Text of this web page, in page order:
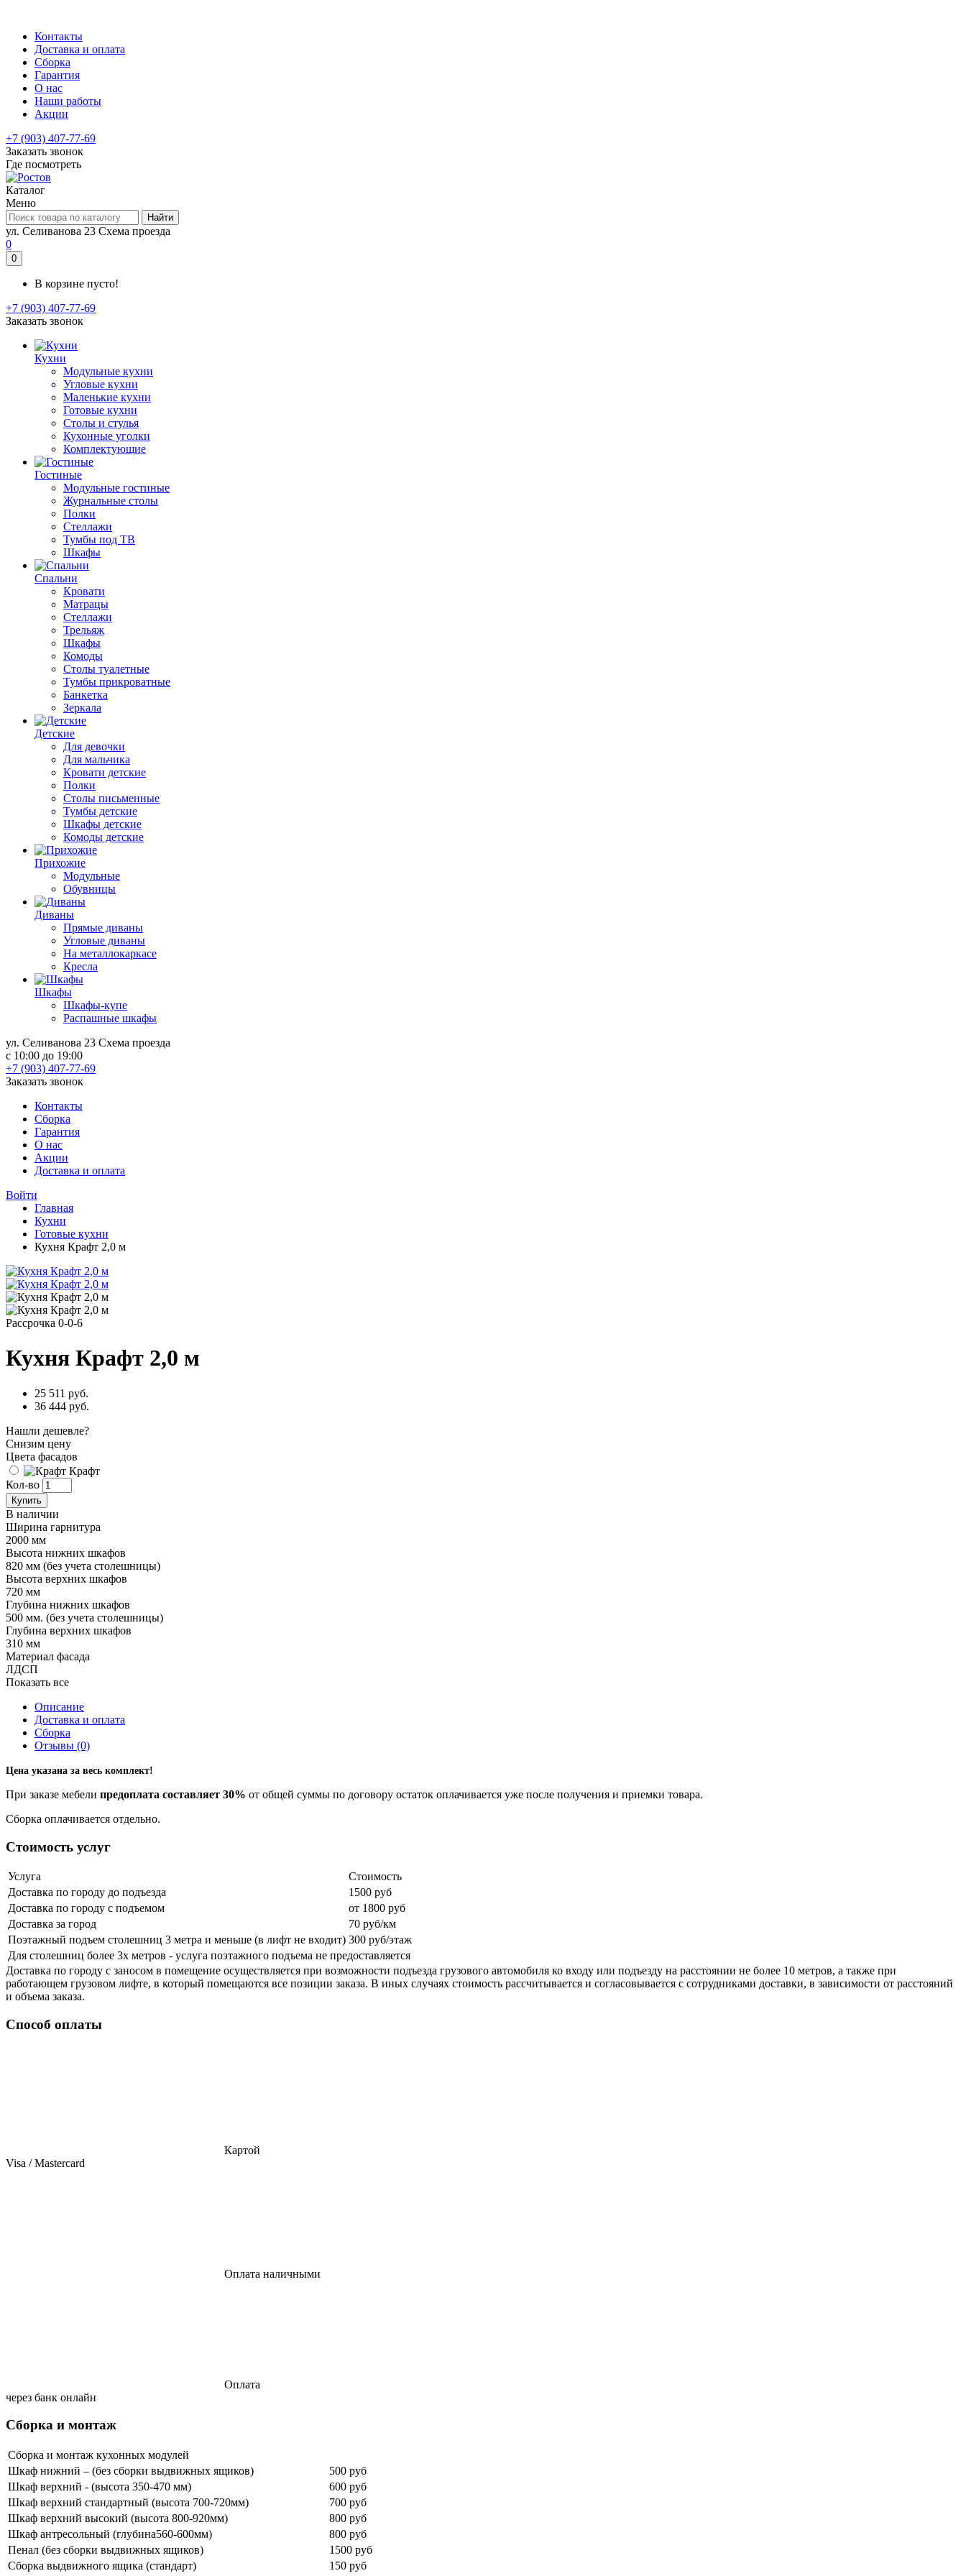
Контакты
Доставка и оплата
Сборка
Гарантия
О нас
Наши работы
Акции
+7 (903) 407-77-69
Заказать звонок
Где посмотреть
Каталог
Меню
Найти
ул. Селиванова 23 Схема проезда
0
0
В корзине пусто!
+7 (903) 407-77-69
Заказать звонок
Кухни
Модульные кухни
Угловые кухни
Маленькие кухни
Готовые кухни
Столы и стулья
Кухонные уголки
Комплектующие
Гостиные
Модульные гостиные
Журнальные столы
Полки
Стеллажи
Тумбы под ТВ
Шкафы
Спальни
Кровати
Матрацы
Стеллажи
Трельяж
Шкафы
Комоды
Столы туалетные
Тумбы прикроватные
Банкетка
Зеркала
Детские
Для девочки
Для мальчика
Кровати детские
Полки
Столы письменные
Тумбы детские
Шкафы детские
Комоды детские
Прихожие
Модульные
Обувницы
Диваны
Прямые диваны
Угловые диваны
На металлокаркасе
Кресла
Шкафы
Шкафы-купе
Распашные шкафы
ул. Селиванова 23 Схема проезда
с 10:00 до 19:00
+7 (903) 407-77-69
Заказать звонок
Контакты
Сборка
Гарантия
О нас
Акции
Доставка и оплата
Войти
Главная
Кухни
Готовые кухни
Кухня Крафт 2,0 м
Рассрочка 0-0-6
Кухня Крафт 2,0 м
25 511 руб.
36 444 руб.
Нашли дешевле?
Снизим цену
Цвета фасадов
Крафт
Кол-во
Купить
В наличии
Ширина гарнитура
2000 мм
Высота нижних шкафов
820 мм (без учета столешницы)
Высота верхних шкафов
720 мм
Глубина нижних шкафов
500 мм. (без учета столешницы)
Глубина верхних шкафов
310 мм
Материал фасада
ЛДСП
Показать все
Описание
Доставка и оплата
Сборка
Отзывы (0)
Цена указана за весь комплект!
При заказе мебели предоплата составляет 30% от общей суммы по договору остаток оплачивается уже после получения и приемки товара.
Сборка оплачивается отдельно.
Стоимость услуг
Услуга
Стоимость
Доставка по городу до подъезда
1500 руб
Доставка по городу с подъемом
от 1800 руб
Доставка за город
70 руб/км
Поэтажный подъем столешниц 3 метра и меньше (в лифт не входит) 300 руб/этаж
Для столешниц более 3х метров - услуга поэтажного подъема не предоставляется
Доставка по городу с заносом в помещение осуществляется при возможности подъезда грузового автомобиля ко входу или подъезду на расстоянии не более 10 метров, а также при
работающем грузовом лифте, в который помещаются все позиции заказа. В иных случаях стоимость рассчитывается и согласовывается с сотрудниками доставки, в зависимости от расстояний
и объема заказа.
Способ оплаты
Картой
Visa / Mastercard
Оплата наличными
Оплата
через банк онлайн
Сборка и монтаж
Сборка и монтаж кухонных модулей
Шкаф нижний – (без сборки выдвижных ящиков)
500 руб
Шкаф верхний - (высота 350-470 мм)
600 руб
Шкаф верхний стандартный (высота 700-720мм)
700 руб
Шкаф верхний высокий (высота 800-920мм)
800 руб
Шкаф антресольный (глубина560-600мм)
800 руб
Пенал (без сборки выдвижных ящиков)
1500 руб
Сборка выдвижного ящика (стандарт)
150 руб